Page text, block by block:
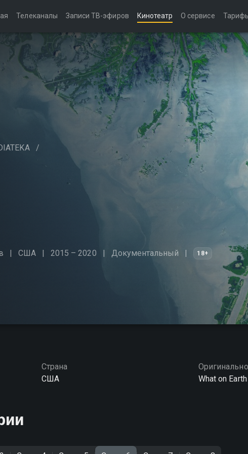
Телеканалы Записи ТВ-эфиров Кинотеатр О сервисе
/
США 2015 – 2020 Документальный 18+
Страна
США
What on Earth